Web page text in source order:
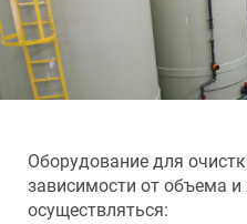
Оборудование для
зависимости от объема
осуществляться: